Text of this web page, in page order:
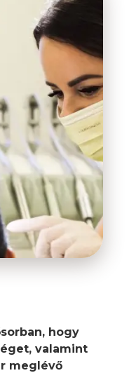
hogy
valamint
meglévő